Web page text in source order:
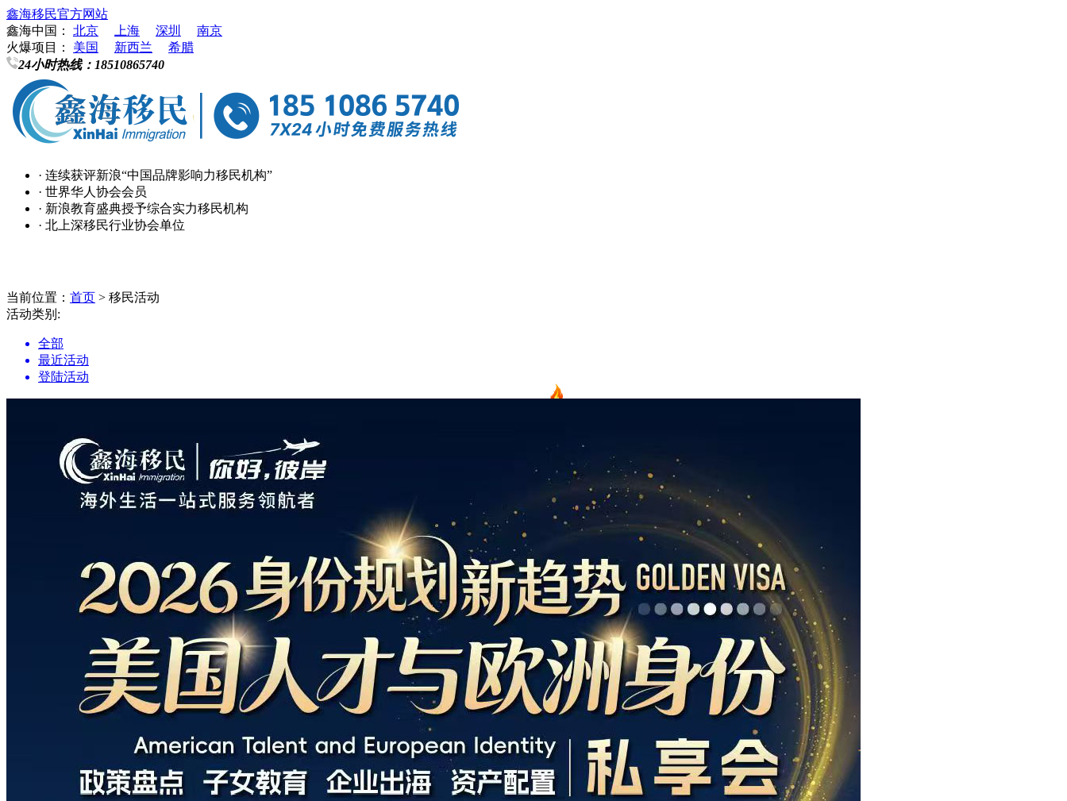
鑫海移民官方网站
鑫海中国：
北京 上海 深圳
南京
火爆项目：
美国 新西兰
希腊
24小时热线： 18510865740
· 连续获评新浪“中国品牌影响力移民机构”
· 世界华人协会会员
· 新浪教育盛典授予综合实力移民机构
· 北上深移民行业协会单位
新西兰
护照
澳洲
加拿大
亚洲
海房
开户
安家
当前位置： 首页 > 移民活动
活动类别:
全部
最近活动
登陆活动